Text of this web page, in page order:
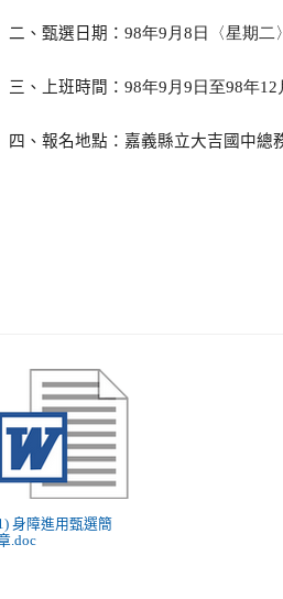
二、甄選日期：98年9月8日〈星期二
三、上班時間：98年9月9日至98年12
四、報名地點：嘉義縣立大吉國中總
身障進用甄選簡
.doc